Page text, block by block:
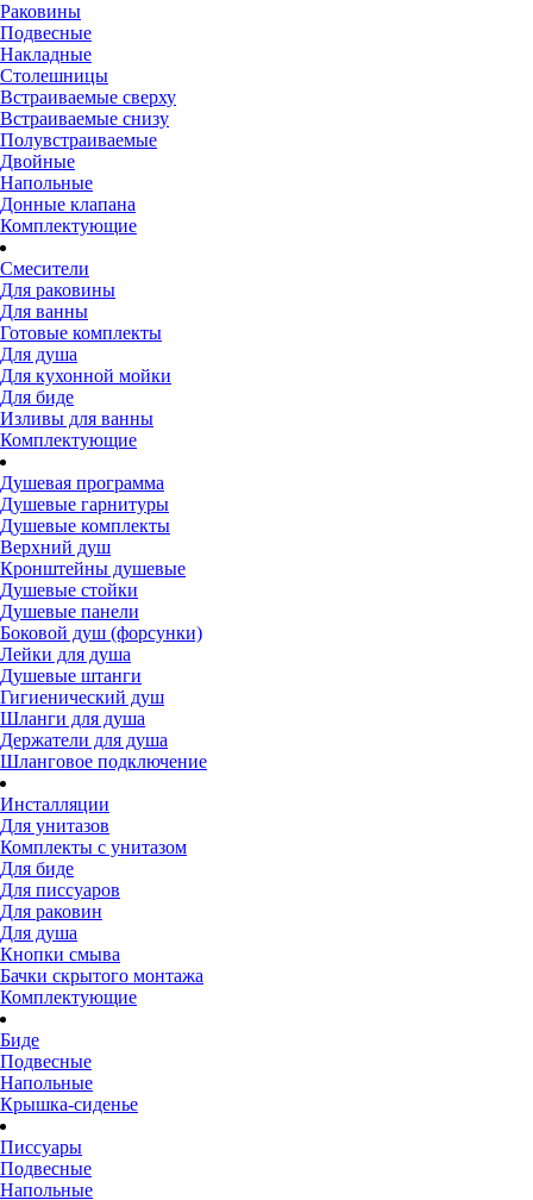
Раковины
Подвесные
Накладные
Столешницы
Встраиваемые сверху
Встраиваемые снизу
Полувстраиваемые
Двойные
Напольные
Донные клапана
Комплектующие
Смесители
Для раковины
Для ванны
Готовые комплекты
Для душа
Для кухонной мойки
Для биде
Изливы для ванны
Комплектующие
Душевая программа
Душевые гарнитуры
Душевые комплекты
Верхний душ
Кронштейны душевые
Душевые стойки
Душевые панели
Боковой душ (форсунки)
Лейки для душа
Душевые штанги
Гигиенический душ
Шланги для душа
Держатели для душа
Шланговое подключение
Инсталляции
Для унитазов
Комплекты с унитазом
Для биде
Для писсуаров
Для раковин
Для душа
Кнопки смыва
Бачки скрытого монтажа
Комплектующие
Биде
Подвесные
Напольные
Крышка-сиденье
Писсуары
Подвесные
Напольные